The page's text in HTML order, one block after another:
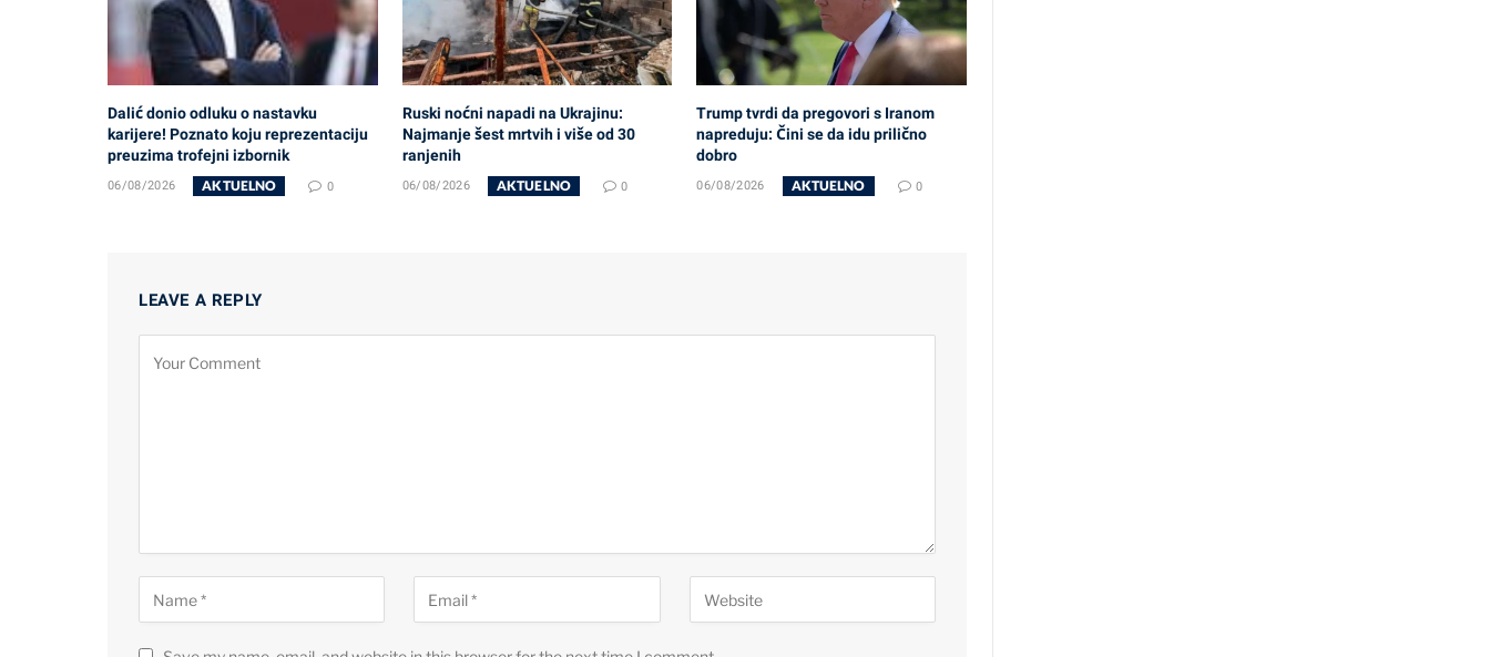
Dalić donio odluku o nastavku
karijere! Poznato koju reprezentaciju
preuzima trofejni izbornik
06/08/2026 AKTUELNO 0
Ruski noćni napadi na Ukrajinu:
Najmanje šest mrtvih i više od 30
ranjenih
06/08/2026 AKTUELNO 0
Trump tvrdi da pregovori s Iranom
napreduju: Čini se da idu prilično
dobro
06/08/2026 AKTUELNO 0
LEAVE A REPLY